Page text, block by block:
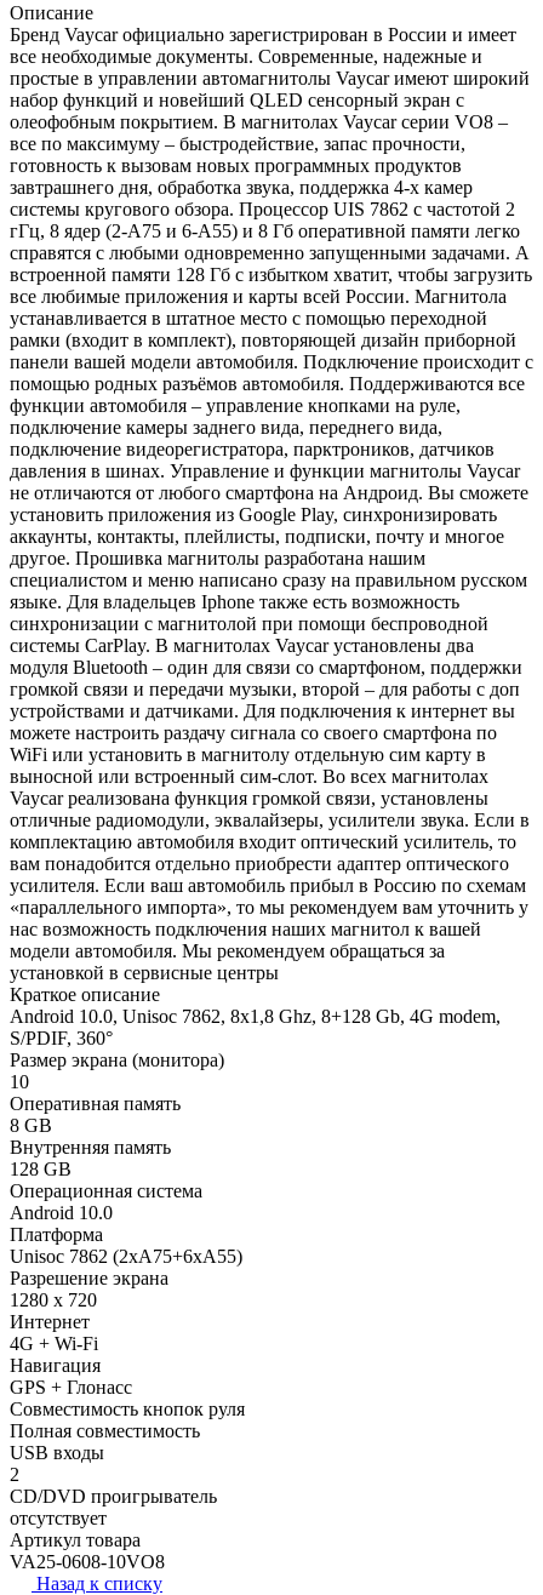
Описание
Бренд Vaycar официально зарегистрирован в России и имеет
все необходимые документы. Современные, надежные и
простые в управлении автомагнитолы Vaycar имеют широкий
набор функций и новейший QLED сенсорный экран с
олеофобным покрытием. В магнитолах Vaycar серии VО8 –
все по максимуму – быстродействие, запас прочности,
готовность к вызовам новых программных продуктов
завтрашнего дня, обработка звука, поддержка 4-х камер
системы кругового обзора. Процессор UIS 7862 с частотой 2
гГц, 8 ядер (2-А75 и 6-А55) и 8 Гб оперативной памяти легко
справятся с любыми одновременно запущенными задачами. А
встроенной памяти 128 Гб с избытком хватит, чтобы загрузить
все любимые приложения и карты всей России. Магнитола
устанавливается в штатное место с помощью переходной
рамки (входит в комплект), повторяющей дизайн приборной
панели вашей модели автомобиля. Подключение происходит с
помощью родных разъёмов автомобиля. Поддерживаются все
функции автомобиля – управление кнопками на руле,
подключение камеры заднего вида, переднего вида,
подключение видеорегистратора, парктроников, датчиков
давления в шинах. Управление и функции магнитолы Vaycar
не отличаются от любого смартфона на Андроид. Вы сможете
установить приложения из Google Play, синхронизировать
аккаунты, контакты, плейлисты, подписки, почту и многое
другое. Прошивка магнитолы разработана нашим
специалистом и меню написано сразу на правильном русском
языке. Для владельцев Iphone также есть возможность
синхронизации с магнитолой при помощи беспроводной
системы CarPlay. В магнитолах Vaycar установлены два
модуля Bluetooth – один для связи со смартфоном, поддержки
громкой связи и передачи музыки, второй – для работы с доп
устройствами и датчиками. Для подключения к интернет вы
можете настроить раздачу сигнала со своего смартфона по
WiFi или установить в магнитолу отдельную сим карту в
выносной или встроенный сим-слот. Во всех магнитолах
Vaycar реализована функция громкой связи, установлены
отличные радиомодули, эквалайзеры, усилители звука. Если в
комплектацию автомобиля входит оптический усилитель, то
вам понадобится отдельно приобрести адаптер оптического
усилителя. Если ваш автомобиль прибыл в Россию по схемам
«параллельного импорта», то мы рекомендуем вам уточнить у
нас возможность подключения наших магнитол к вашей
модели автомобиля. Мы рекомендуем обращаться за
установкой в сервисные центры
Краткое описание
Android 10.0, Unisoc 7862, 8х1,8 Ghz, 8+128 Gb, 4G modem,
S/PDIF, 360°
Размер экрана (монитора)
10
Оперативная память
8 GB
Внутренняя память
128 GB
Операционная система
Android 10.0
Платформа
Unisoc 7862 (2xA75+6xA55)
Разрешение экрана
1280 x 720
Интернет
4G + Wi-Fi
Навигация
GPS + Глонасс
Совместимость кнопок руля
Полная совместимость
USB входы
2
CD/DVD проигрыватель
отсутствует
Артикул товара
VA25-0608-10VO8
Назад к списку